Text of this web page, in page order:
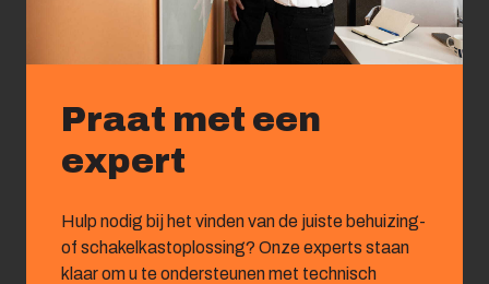
Praat met een
expert
Hulp nodig bij het vinden van de juiste behuizing-
of schakelkastoplossing? Onze experts staan
klaar om u te ondersteunen met technisch